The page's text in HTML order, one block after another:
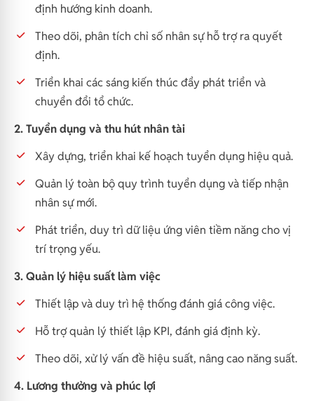
định hướng kinh doanh.
Theo dõi, phân tích chỉ số nhân sự hỗ trợ ra quyết
định.
Triển khai các sáng kiến thúc đẩy phát triển và
chuyển đổi tổ chức.
2. Tuyển dụng và thu hút nhân tài
Xây dựng, triển khai kế hoạch tuyển dụng hiệu quả.
Quản lý toàn bộ quy trình tuyển dụng và tiếp nhận
nhân sự mới.
Phát triển, duy trì dữ liệu ứng viên tiềm năng cho vị
trí trọng yếu.
3. Quản lý hiệu suất làm việc
Thiết lập và duy trì hệ thống đánh giá công việc.
Hỗ trợ quản lý thiết lập KPI, đánh giá định kỳ.
Theo dõi, xử lý vấn đề hiệu suất, nâng cao năng suất.
4. Lương thưởng và phúc lợi